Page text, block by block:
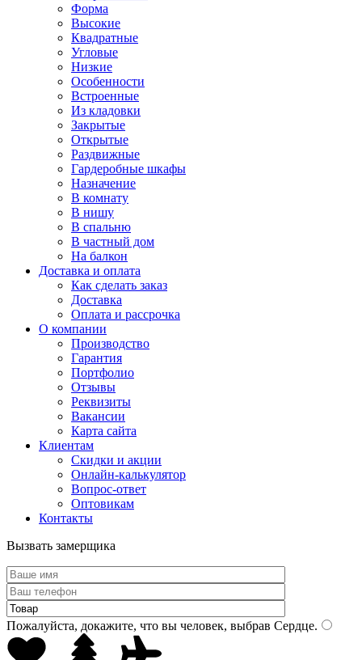
Форма
Высокие
Квадратные
Угловые
Низкие
Особенности
Встроенные
Из кладовки
Закрытые
Открытые
Раздвижные
Гардеробные шкафы
Назначение
В комнату
В нишу
В спальню
В частный дом
На балкон
Доставка и оплата
Как сделать заказ
Доставка
Оплата и рассрочка
О компании
Производство
Гарантия
Портфолио
Отзывы
Реквизиты
Вакансии
Карта сайта
Клиентам
Скидки и акции
Онлайн-калькулятор
Вопрос-ответ
Оптовикам
Контакты
Вызвать замерщика
Пожалуйста, докажите, что вы человек, выбрав Сердце.